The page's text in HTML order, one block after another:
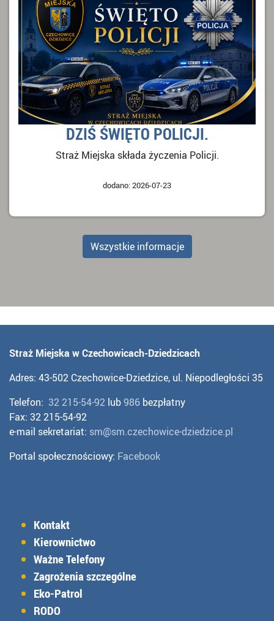
DZIŚ ŚWIĘTO POLICJI.
Straż Miejska składa życzenia Policji.
dodano: 2026-07-23
Wszystkie informacje
Straż Miejska w Czechowicach-Dziedzicach
Adres: 43-502 Czechowice-Dziedzice, ul. Niepodległości 35
Telefon: 32 215-54-92 lub986 bezpłatny
Fax: 32 215-54-92
e-mail sekretariat: sm@sm.czechowice-dziedzice.pl
Portal społecznościowy: Facebook
Kontakt
Kierownictwo
Ważne Telefony
Zagrożenia szczególne
Eko-Patrol
RODO